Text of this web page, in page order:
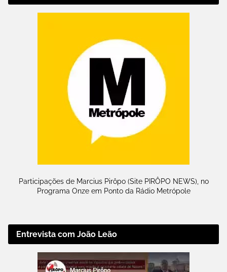
Participações de Marcius Pirôpo (Site PIRÔPO NEWS), no
Programa Onze em Ponto da Rádio Metrópole
Entrevista com João Leão